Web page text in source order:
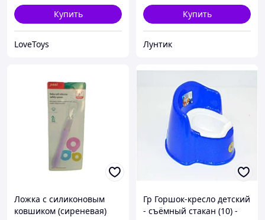
Купить
LoveToys
Купить
Лунтик
Ложка с силиконовым
ковшиком (сиреневая)
Гр Горшок-кресло детский
- съёмный стакан (10) -